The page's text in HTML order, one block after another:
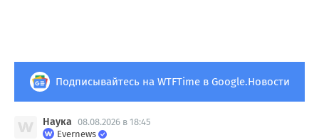
Подписывайтесь на WTFTime в Google.Новости
Наука 08.08.2026 в 18:45
Evernews